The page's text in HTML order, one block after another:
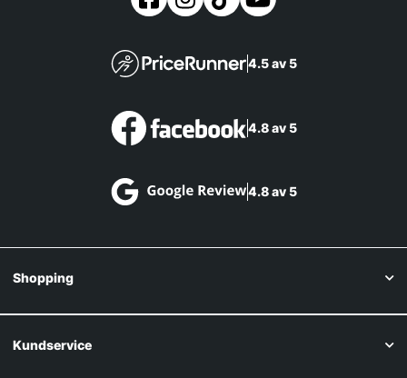
4.5 av 5
4.8 av 5
4.8 av 5
Shopping
Kundservice